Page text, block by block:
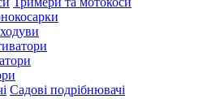
Садові подрібнювачі